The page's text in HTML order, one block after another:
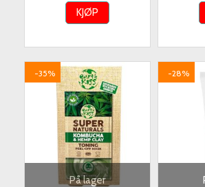
KJØP
På lager
-35% -28%